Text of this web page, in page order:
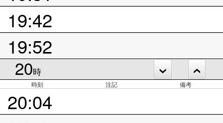
19:42
19:52
20時
時刻 注記 備考
20:04